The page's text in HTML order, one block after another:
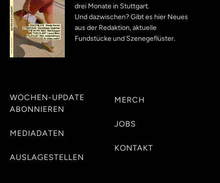
drei Monate in Stuttgart.
Und dazwischen? Gibt es hier Neues
aus der Redaktion, aktuelle
Fundstücke und Szenegeflüster.
WOCHEN-UPDATE
ABONNIEREN
MEDIADATEN
AUSLAGESTELLEN
MERCH
JOBS
KONTAKT